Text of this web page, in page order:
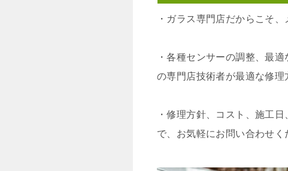
・ ガラス専門店だからこそ、
・各種センサーの調整、最
の専門店技術者が最適な修理
・修理方針、コスト、施工
で、お気軽にお問い合わせく